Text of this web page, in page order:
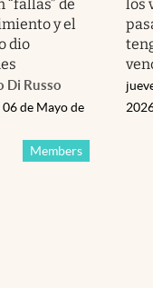
de
y el
dio
Di Russo
Members
de Mayo de
los